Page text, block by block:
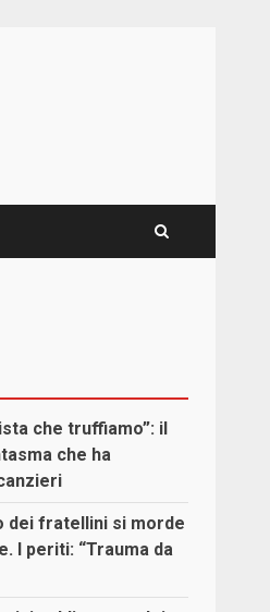
che truffiamo”: il
che ha
dei fratellini si morde
I periti: “Trauma da